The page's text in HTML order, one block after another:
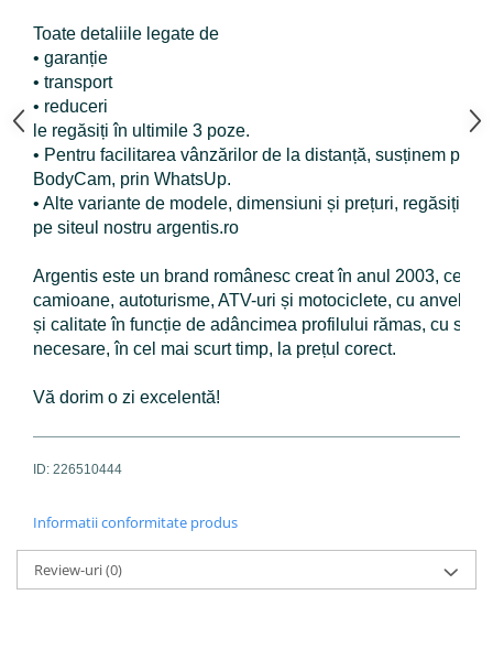
Toate detaliile legate de
• garanție
• transport
• reduceri
le regăsiți în ultimile 3 poze.
• Pentru facilitarea vânzărilor de la distanță, susținem
BodyCam, prin WhatsUp.
• Alte variante de modele, dimensiuni și prețuri, regăsiți în
pe siteul nostru argentis.ro
Argentis este un brand românesc creat în anul 2003, ce
camioane, autoturisme, ATV-uri și motociclete, cu
și calitate în funcție de adâncimea profilului rămas, cu
necesare, în cel mai scurt timp, la prețul corect.
Vă dorim o zi excelentă!
ID: 226510444
Informatii conformitate produs
Review-uri(0)